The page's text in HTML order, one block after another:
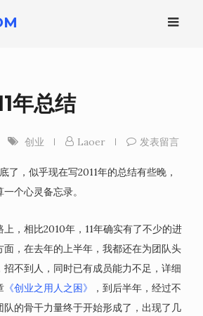
年总结
创业 Laoer 发表留言
了，似乎现在写2011年的总结有些晚，
个心灵备忘录。
上，相比2010年，11年确实有了不少的进
，在去年的上半年，我都还在为团队头
不到人，同时已有成员能力不足，详细
《创业之用人之困》
，到后半年，经过不
的骨干力量终于开始形成了，出现了几